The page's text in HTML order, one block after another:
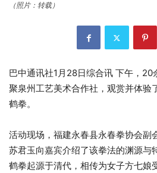
（照片：转载）
巴中通讯社1月28日综合讯 下午，20
聚泉州工艺美术合作社，观赏并体验
鹤拳。
活动现场，福建永春县永春拳协会副
苏君玉向嘉宾介绍了该拳法的渊源与
鹤拳起源于清代，相传为女子方七娘